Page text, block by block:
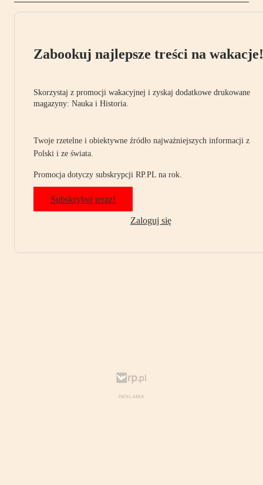
Zabookuj najlepsze treści na wakacje!
Skorzystaj z promocji wakacyjnej i zyskaj dodatkowe drukowane
magazyny: Nauka i Historia.
Twoje rzetelne i obiektywne źródło najważniejszych informacji z
Polski i ze świata.
Promocja dotyczy subskrypcji RP.PL na rok.
Subskrybuj teraz!
Zaloguj się